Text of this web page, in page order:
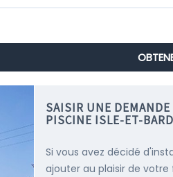
SAISIR UNE
PISCINE ISLE-ET-
Si vous avez décidé
ajouter au plaisir de